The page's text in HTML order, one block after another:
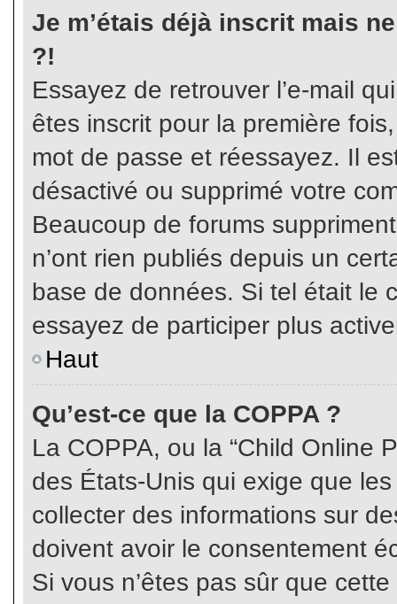
Je m’étais déjà inscrit mais
?!
Essayez de retrouver l’e-mail
êtes inscrit pour la première
mot de passe et réessayez. Il
désactivé ou supprimé votre
Beaucoup de forums
n’ont rien publiés depuis un
base de données. Si tel était le
essayez de participer plus
Haut
Qu’est-ce que la COPPA ?
La COPPA, ou la “Child Online
des États-Unis qui exige que
collecter des informations sur
doivent avoir le consentement
Si vous n’êtes pas sûr que